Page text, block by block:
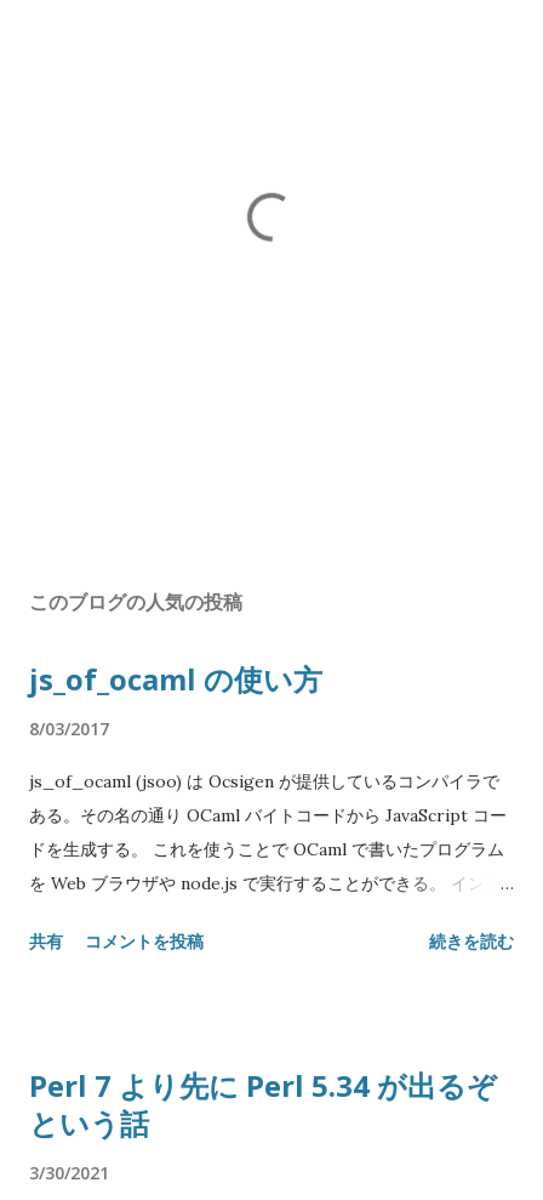
このブログの人気の投稿
js_of_ocaml の使い方
8/03/2017
js_of_ocaml (jsoo) は Ocsigen が提供しているコンパイラで
ある。その名の通り OCaml バイトコードから JavaScript コー
ドを生成する。 これを使うことで OCaml で書いたプログラム
を Web ブラウザや node.js で実行することができる。 インス
js_of_ocaml-ocamlbuild js_of_ocaml-ppx バージョン 3.0 か
分。後述するように OCamlBuild でアプリケーションをビルド
するなら js_of_ocaml-ocamlbuild も入れると良い。 これで
共有 コメントを投稿 続きを読む
Perl 7 より先に Perl 5.34 が出るぞ
という話
3/30/2021